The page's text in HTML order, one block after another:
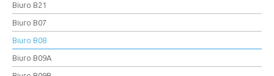
Biuro B21
Biuro B07
Biuro B08
Biuro B09A